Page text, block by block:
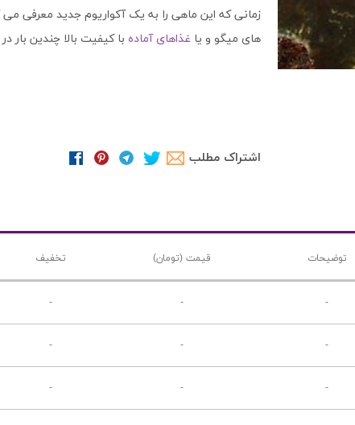
زمانی که این ماهی را به یک آکواریوم جدید معرفی می
های میگو و یا غذاهای آماده با کیفیت بالا چندین بار
اشتراک مطلب
توضیحات قیمت (تومان) تخفیف
-
-
-
-
-
-
-
-
-